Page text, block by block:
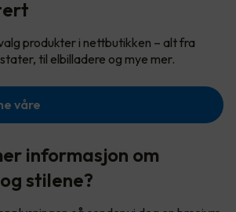
produkter i nettbutikken – alt fra
til elbilladere og mye mer.
våre
informasjon om
stilene?